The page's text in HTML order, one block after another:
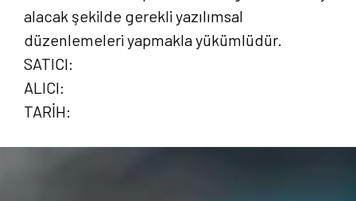
alacak şekilde gerekli yazılımsal
düzenlemeleri yapmakla yükümlüdür.
SATICI:
ALICI:
TARİH: